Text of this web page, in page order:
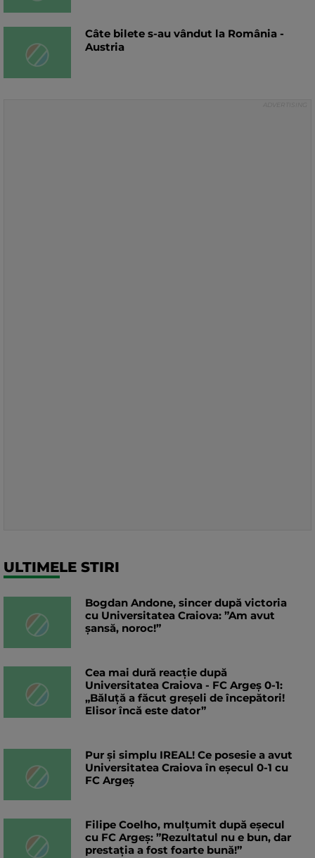
Câte bilete s-au vândut la România -
Austria
ULTIMELE STIRI
Bogdan Andone, sincer după victoria
cu Universitatea Craiova: ”Am avut
șansă, noroc!”
Cea mai dură reacție după
Universitatea Craiova - FC Argeș 0-1:
„Băluță a făcut greșeli de începători!
Elisor încă este dator”
Pur și simplu IREAL! Ce posesie a avut
Universitatea Craiova în eșecul 0-1 cu
FC Argeș
Filipe Coelho, mulțumit după eșecul
cu FC Argeș: ”Rezultatul nu e bun, dar
prestația a fost foarte bună!”